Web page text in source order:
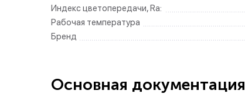
Индекс цветопередачи, Ra:
Рабочая температура
Бренд
Основная документация